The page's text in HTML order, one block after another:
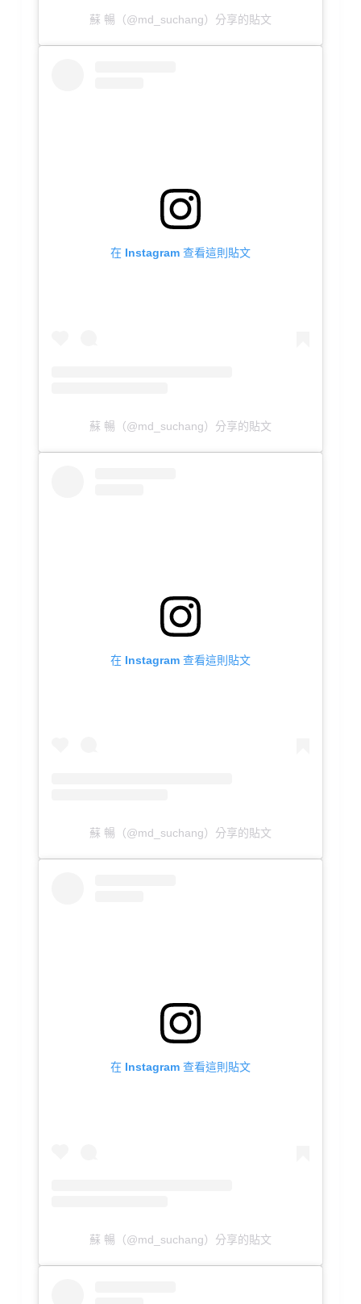
蘇 暢（@md_suchang）分享的貼文
在 Instagram 查看這則貼文
蘇 暢（@md_suchang）分享的貼文
在 Instagram 查看這則貼文
蘇 暢（@md_suchang）分享的貼文
在 Instagram 查看這則貼文
蘇 暢（@md_suchang）分享的貼文